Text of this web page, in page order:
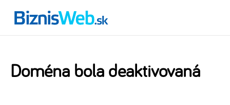
Doména bola deaktivovaná